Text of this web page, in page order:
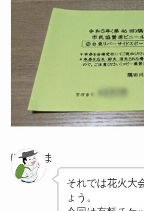
ぽちゃま
それでは花火大
ょう。